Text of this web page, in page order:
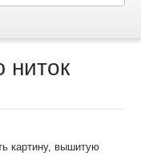
картину, вышитую